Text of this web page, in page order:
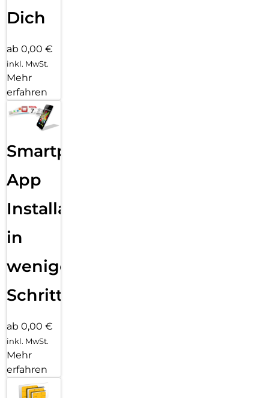
Dich
ab 0,00 €
inkl. MwSt.
Mehr
erfahren
Smartphone
App
Installation
in
wenigen
Schritten
ab 0,00 €
inkl. MwSt.
Mehr
erfahren